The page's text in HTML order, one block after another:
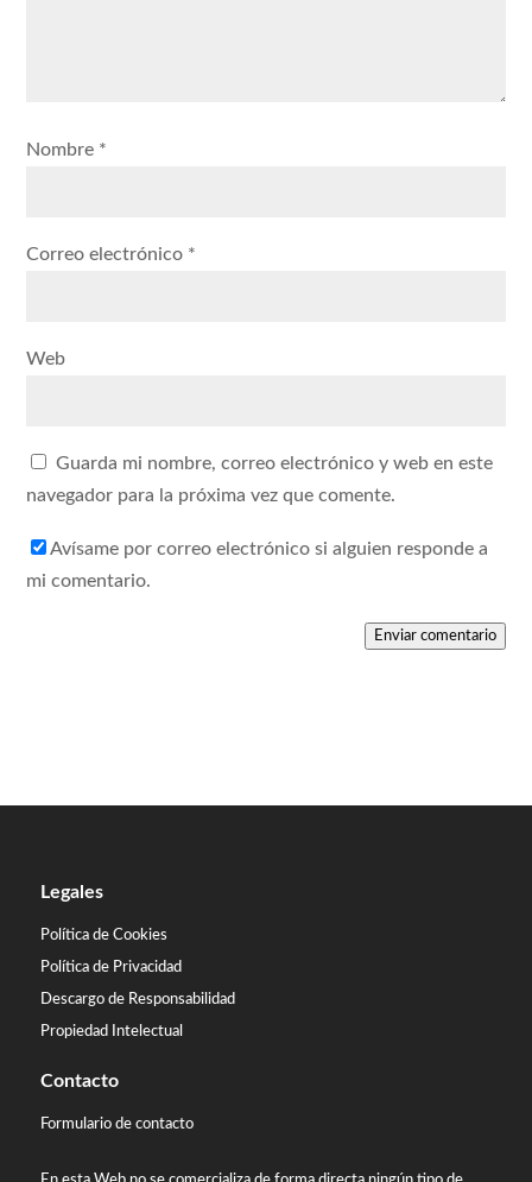
Nombre *
Correo electrónico *
Web
Guarda mi nombre, correo electrónico y web en este
navegador para la próxima vez que comente.
Avísame por correo electrónico si alguien responde a
mi comentario.
Enviar comentario
Legales
Política de Cookies
Política de Privacidad
Descargo de Responsabilidad
Propiedad Intelectual
Contacto
Formulario de contacto